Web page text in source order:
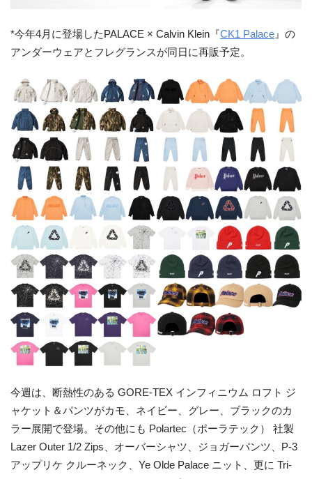
*今年4月に登場したPALACE × Calvin Klein『CK1 Palace 』の
アンダーウェアとフレグランスが同日に再販予定。
今週は、断熱性のある GORE-TEX インフィニウム ロフト ジ
ャケット＆パンツがカモ、ネイビー、グレー、ブラックのカ
ラー展開で登場。その他にも Polartec（ポーラテック） 社製
Lazer Outer 1/2 Zips、オーバーシャ​​ツ、ジョガーパンツ、P-3
アップリケ クルーネック、Ye Olde Palace ニット、更に Tri-